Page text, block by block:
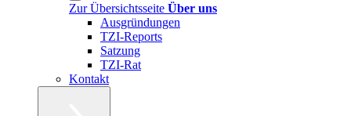
Zur Übersichtsseite Über uns
Ausgründungen
TZI-Reports
Satzung
TZI-Rat
Kontakt